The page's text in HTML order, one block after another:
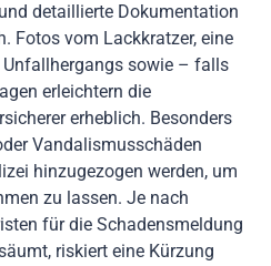
detaillierte Dokumentation
Fotos vom Lackkratzer, eine
Unfallhergangs sowie – falls
erleichtern die
erheblich. Besonders
Vandalismusschäden
hinzugezogen werden, um
zu lassen. Je nach
für die Schadensmeldung
riskiert eine Kürzung